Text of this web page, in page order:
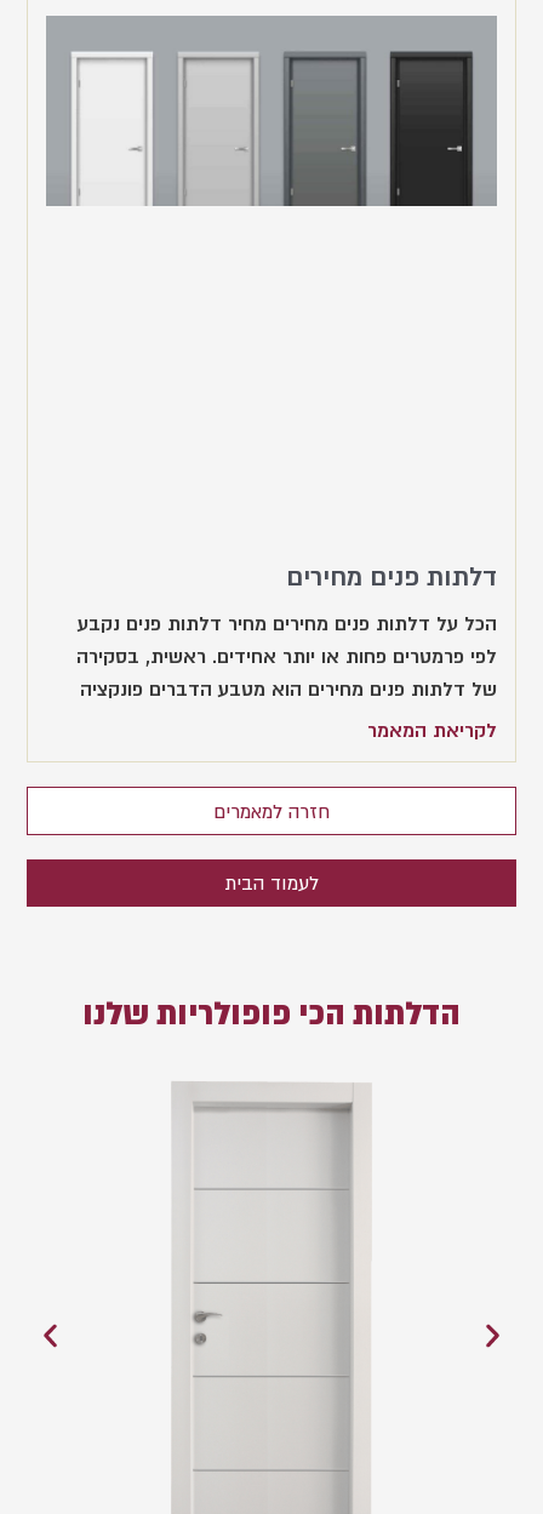
דלתות פנים מחירים
הכל על דלתות פנים מחירים מחיר דלתות פנים נקבע
לפי פרמטרים פחות או יותר אחידים. ראשית, בסקירה
של דלתות פנים מחירים הוא מטבע הדברים פונקציה
לקריאת המאמר
חזרה למאמרים
לעמוד הבית
הדלתות הכי פופולריות שלנו